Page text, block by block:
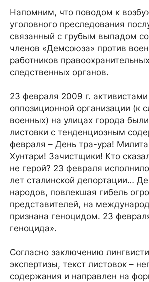
Напомним, что поводом к
уголовного преследования
связанный с грубым выпадом
членов «Демсоюза» против
работников
следственных органов.
23 февраля 2009 г. активистами
оппозиционной организации (к
военных) на улицах города
листовки с тенденциозным
февраля – День тра-ура!
Хунтари! Зачистщики! Кто
не герой? 23 февраля
лет сталинской депортации…
народов, повлекшая гибель
представителей, на
признана геноцидом. 23
геноцида».
Согласно заключению
экспертизы, текст листовок –
содержания и направлен на